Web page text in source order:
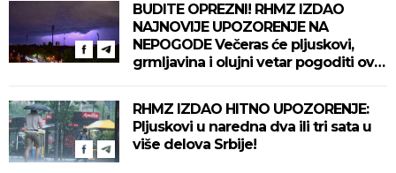
BUDITE OPREZNI! RHMZ IZDAO
NAJNOVIJE UPOZORENJE NA
NEPOGODE Večeras će pljuskovi,
grmljavina i olujni vetar pogoditi ove
RHMZ IZDAO HITNO UPOZORENJE:
Pljuskovi u naredna dva ili tri sata u
više delova Srbije!